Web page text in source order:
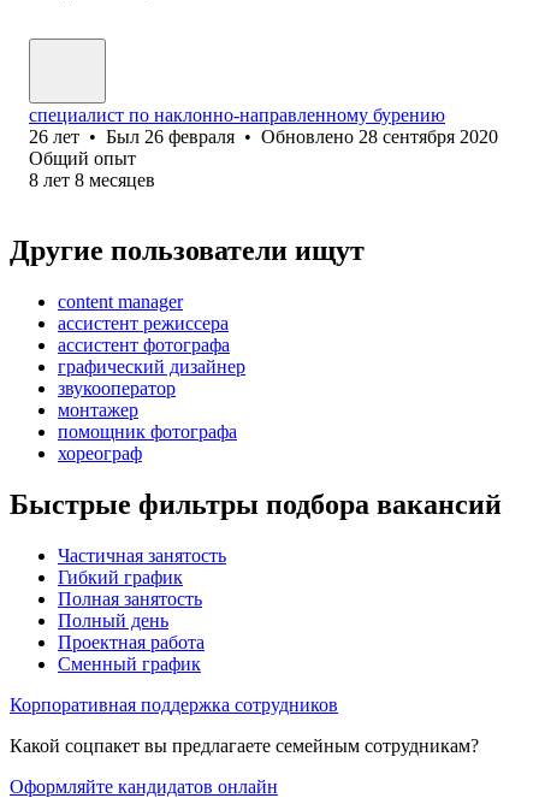
специалист по наклонно-направленному бурению
26 лет • Был 26 февраля • Обновлено 28 сентября 2020
Общий опыт
8 лет 8 месяцев
Другие пользователи ищут
content manager
ассистент режиссера
ассистент фотографа
графический дизайнер
звукооператор
монтажер
помощник фотографа
хореограф
Быстрые фильтры подбора вакансий
Частичная занятость
Гибкий график
Полная занятость
Полный день
Проектная работа
Сменный график
Корпоративная поддержка сотрудников
Какой соцпакет вы предлагаете семейным сотрудникам?
Оформляйте кандидатов онлайн